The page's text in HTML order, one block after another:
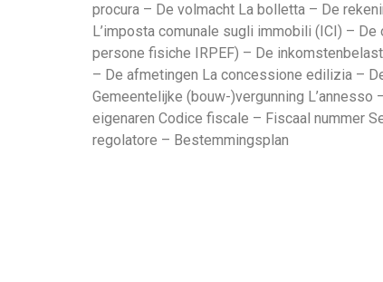
procura – De volmacht La bolletta – De
L’imposta comunale sugli immobili (ICI) –
persone fisiche IRPEF) – De
– De afmetingen La concessione edilizia –
Gemeentelijke (bouw-)vergunning
eigenaren Codice fiscale – Fiscaal nummer
regolatore – Bestemmingsplan